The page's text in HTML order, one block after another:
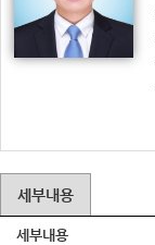
세부내용
세부내용